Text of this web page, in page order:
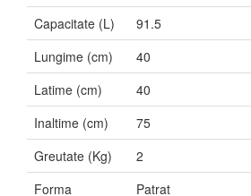
Capacitate (L)
91.5
Lungime (cm)
40
Latime (cm)
40
Inaltime (cm)
75
Greutate (Kg)
2
Forma
Patrat